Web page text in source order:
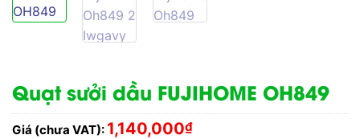
Quạt sưởi dầu FUJIHOME OH849
Giá (chưa VAT): 1,140,000₫